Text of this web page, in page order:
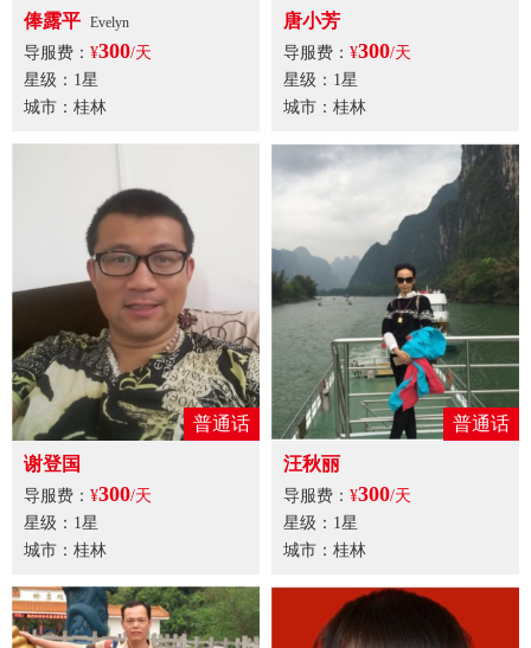
俸露平 Evelyn
导服费： ¥300/天
星级：1星
城市：桂林
唐小芳
导服费： ¥300/天
星级：1星
城市：桂林
普通话
谢登国
导服费： ¥300/天
星级：1星
城市：桂林
普通话
汪秋丽
导服费： ¥300/天
星级：1星
城市：桂林